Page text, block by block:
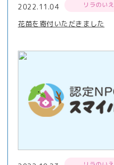
2022.11.04 リラのいえ
花苗を寄付いただきました